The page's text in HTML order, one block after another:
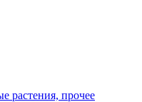
растения, прочее